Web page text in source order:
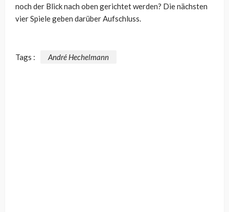
noch der Blick nach oben gerichtet werden? Die nächsten
vier Spiele geben darüber Aufschluss.
Tags : André Hechelmann